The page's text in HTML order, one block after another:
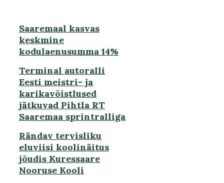
Saaremaal kasvas
keskmine
kodulaenusumma 14%
Terminal autoralli
Eesti meistri- ja
karikavõistlused
jätkuvad Pihtla RT
Saaremaa sprintralliga
Rändav tervisliku
eluviisi koolinäitus
jõudis Kuressaare
Nooruse Kooli